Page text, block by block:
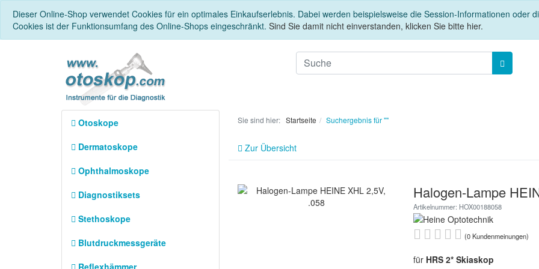
Dieser Online-Shop verwendet Cookies für ein optimales Einkaufserlebnis. Dabei werden beispielsweise die Session-Informationen oder
Cookies ist der Funktionsumfang des Online-Shops eingeschränkt. Sind Sie damit nicht einverstanden, klicken Sie bitte hier.
Otoskope
Dermatoskope
Ophthalmoskope
Diagnostiksets
Stethoskope
Blutdruckmessgeräte
Reflexhämmer
Sie sind hier: Startseite Suchergebnis für ""
Zur Übersicht
Halogen-Lampe
Artikelnummer: HOX00188058
(0 Kundenmeinungen)
fürHRS 2* Skiaskop